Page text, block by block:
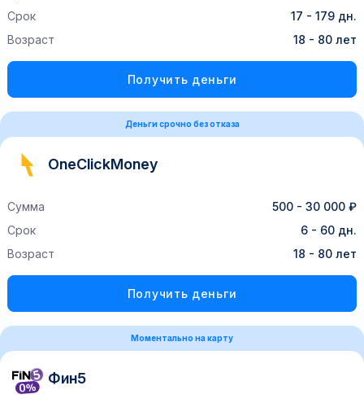
Срок
17 - 179 дн.
Возраст
18 - 80 лет
Получить деньги
Деньги срочно без отказа
OneClickMoney
Сумма
500 - 30 000 ₽
Срок
6 - 60 дн.
Возраст
18 - 80 лет
Получить деньги
Моментально на карту
Фин5